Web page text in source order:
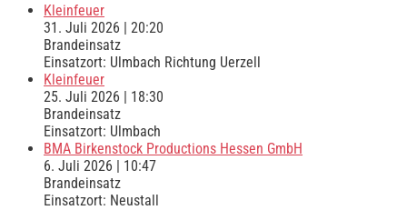
Kleinfeuer
31. Juli 2026 | 20:20
Brandeinsatz
Einsatzort: Ulmbach Richtung Uerzell
Kleinfeuer
25. Juli 2026 | 18:30
Brandeinsatz
Einsatzort: Ulmbach
BMA Birkenstock Productions Hessen GmbH
6. Juli 2026 | 10:47
Brandeinsatz
Einsatzort: Neustall